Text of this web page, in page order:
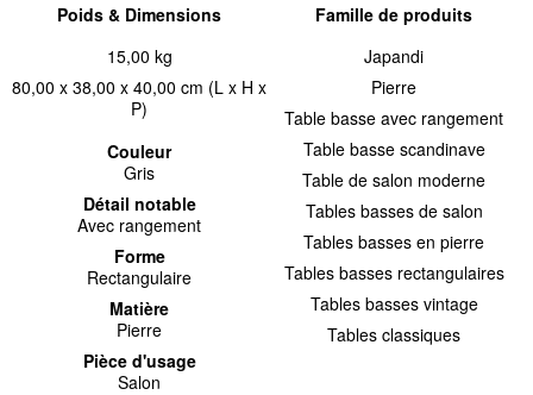
Poids & Dimensions
15,00 kg
80,00 x 38,00 x 40,00 cm (L x H x
P)
Couleur
Gris
Détail notable
Avec rangement
Forme
Rectangulaire
Matière
Pierre
Pièce d'usage
Salon
Famille de produits
Japandi
Pierre
Table basse avec rangement
Table basse scandinave
Table de salon moderne
Tables basses de salon
Tables basses en pierre
Tables basses rectangulaires
Tables basses vintage
Tables classiques